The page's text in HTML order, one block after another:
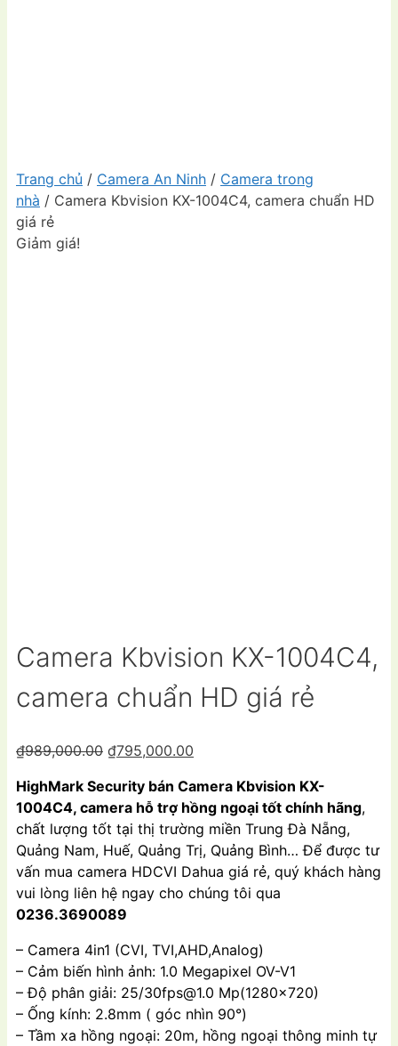
Trang chủ / Camera An Ninh / Camera trong
nhà / Camera Kbvision KX-1004C4, camera chuẩn HD
giá rẻ
Giảm giá!
Camera Kbvision KX-1004C4,
camera chuẩn HD giá rẻ
₫989,000.00 Giá
là:
₫989,000.00.
₫795,000.00
tại
là:
₫795,000.00.
HighMark Security bán Camera Kbvision KX-
1004C4, camera hỗ trợ hồng ngoại tốt chính hãng,
chất lượng tốt tại thị trường miền Trung Đà Nẵng,
Quảng Nam, Huế, Quảng Trị, Quảng Bình… Để được tư
vấn mua camera HDCVI Dahua giá rẻ, quý khách hàng
vui lòng liên hệ ngay cho chúng tôi qua
0236.3690089
– Camera 4in1 (CVI, TVI,AHD,Analog)
– Cảm biến hình ảnh: 1.0 Megapixel OV-V1
– Độ phân giải: 25/30fps@1.0 Mp(1280×720)
– Ống kính: 2.8mm ( góc nhìn 90°)
– Tầm xa hồng ngoại: 20m, hồng ngoại thông minh tự